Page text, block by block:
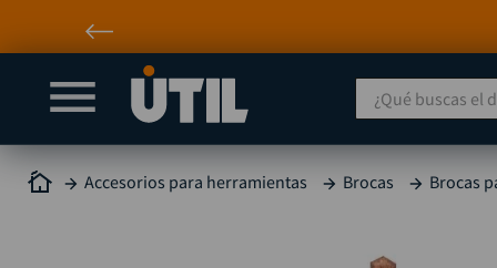
¿Qué buscas el día
Accesorios para herramientas Brocas Brocas